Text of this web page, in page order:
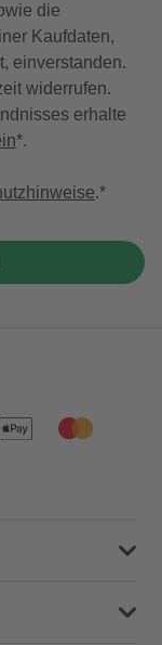
die
Kaufdaten,
einverstanden.
widerrufen.
erhalte
*.
.